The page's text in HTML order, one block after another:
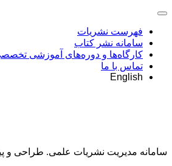
فهرست نشریات
سامانه نشر کتاب
کارگاه‌ها و دوره‌های آموزشی
تماس با ما
English
سامانه مدیریت نشریات علمی. طراحی و